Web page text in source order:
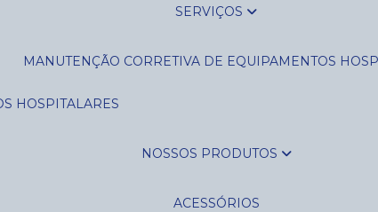
SERVIÇOS
MANUTENÇÃO CORRETIVA DE EQUIPAMENTOS
HOSPITALARES
NOSSOS PRODUTOS
ACESSÓRIOS